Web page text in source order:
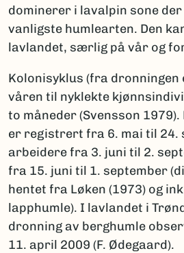
dominerer i lavalpin sone
vanligste humlearten. Den
lavlandet, særlig på vår og
Kolonisyklus (fra dronningen
våren til nyklekte
to måneder (Svensson
er registrert fra 6. mai til 24.
arbeidere fra 3. juni til 2.
fra 15. juni til 1. september
hentet fra Løken (1973) og
lapphumle). I lavlandet i
dronning av berghumle
11. april 2009 (F. Ødegaard).